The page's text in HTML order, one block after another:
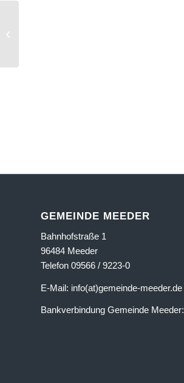
GEMEINDE MEEDER
Bahnhofstraße 1
96484 Meeder
Telefon 09566 / 9223-0
E-Mail: info(at)gemeinde-meeder.de
Bankverbindung Gemeinde Meeder: